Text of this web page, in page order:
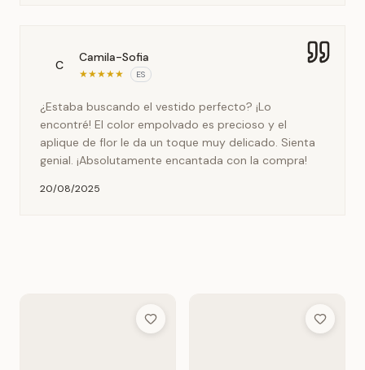
C
Camila-Sofia
★★★★★ ES
¿Estaba buscando el vestido perfecto? ¡Lo
encontré! El color empolvado es precioso y el
aplique de flor le da un toque muy delicado. Sienta
genial. ¡Absolutamente encantada con la compra!
20/08/2025
Add to Wish List Add to